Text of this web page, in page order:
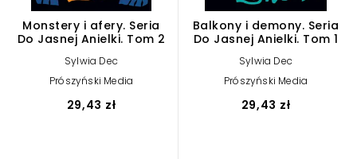
Monstery i afery. Seria
Do Jasnej Anielki. Tom 2
Sylwia Dec
Prószyński Media
29,43 zł
Balkony i demony. Seria
Do Jasnej Anielki. Tom 1
Sylwia Dec
Prószyński Media
29,43 zł